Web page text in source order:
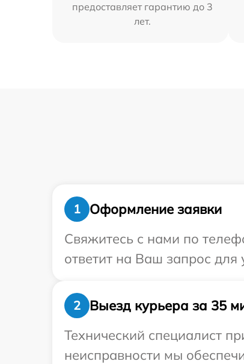
предоставляет гарантию до 3
лет.
1
Оформление заявки
Свяжитесь с нами по
ответит на Ваш запрос
2
Выезд курьера за 35
Технический специалист
неисправности мы